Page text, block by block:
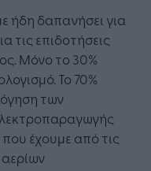
ήδη δαπανήσει για
τις επιδοτήσεις
Μόνο το 30%
Το 70%
των
έχουμε από τις